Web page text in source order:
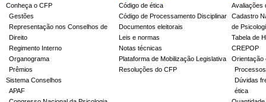
Conheça o CFP
Gestões
Representação nos Conselhos de
Direito
Regimento Interno
Organograma
Prêmios
Sistema Conselhos
APAF
Código de ética
Código de Processamento Disciplinar
Documentos eleitorais
Leis e normas
Notas técnicas
Plataforma de Mobilização Legislativa
Resoluções do CFP
Avaliações
Cadastro
de
Tabela de
CREPOP
Orientação
Dúvidas
ética